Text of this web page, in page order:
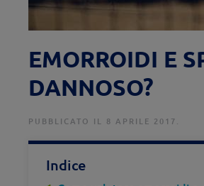
EMORROIDI E
DANNOSO?
PUBBLICATO IL 8 APRILE 2017.
Indice